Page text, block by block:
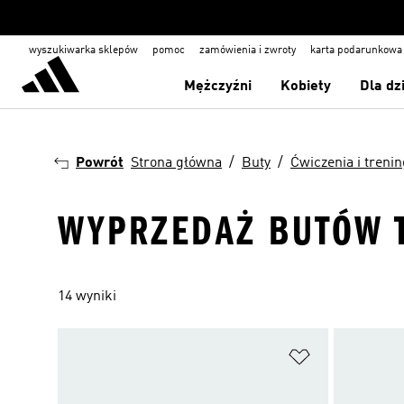
wyszukiwarka sklepów pomoc zamówienia i zwroty karta podarunkowa
Mężczyźni Kobiety Dla
Powrót Strona główna Buty Ćwiczenia i
WYPRZEDAŻ BUTÓW
14 wyniki